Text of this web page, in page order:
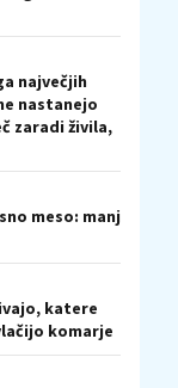
največjih
nastanejo
zaradi živila,
meso: manj
katere
komarje